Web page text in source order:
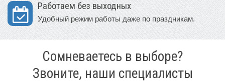
Работаем без выходных
Удобный режим работы даже по праздникам.
Сомневаетесь в выборе?
Звоните, наши специалисты